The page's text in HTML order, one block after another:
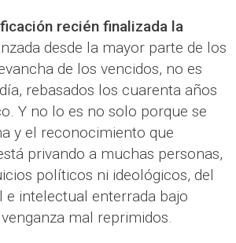
recién finalizada la
desde la mayor parte de los
de los vencidos, no es
rebasados los cuarenta años
Y no lo es no solo porque se
y el reconocimiento que
privando a muchas personas,
políticos ni ideológicos, del
intelectual enterrada bajo
mal reprimidos.